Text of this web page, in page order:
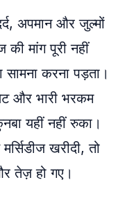
अपमान और जुल्मों
मांग पूरी नहीं
सामना करना पड़ता।
और भारी भरकम
यहीं नहीं रुका।
खरीदी, तो
तेज़ हो गए।